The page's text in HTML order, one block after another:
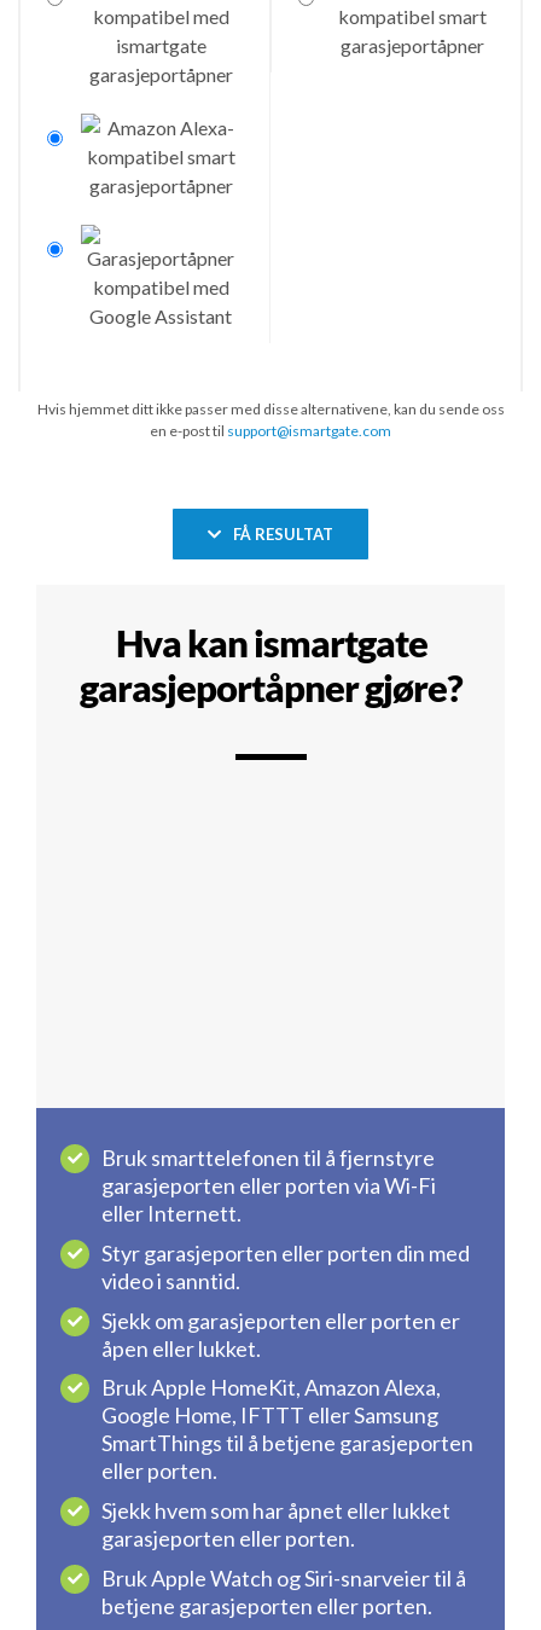
Hvis hjemmet ditt ikke passer med disse alternativene, kan du sende oss
en e-post til support@ismartgate.com
FÅ RESULTAT
Hva kan ismartgate
garasjeportåpner gjøre?
Bruk smarttelefonen til å fjernstyre
garasjeporten eller porten via Wi-Fi
eller Internett.
Styr garasjeporten eller porten din med
video i sanntid.
Sjekk om garasjeporten eller porten er
åpen eller lukket.
Bruk Apple HomeKit, Amazon Alexa,
Google Home, IFTTT eller Samsung
SmartThings til å betjene garasjeporten
eller porten.
Sjekk hvem som har åpnet eller lukket
garasjeporten eller porten.
Bruk Apple Watch og Siri-snarveier til å
betjene garasjeporten eller porten.